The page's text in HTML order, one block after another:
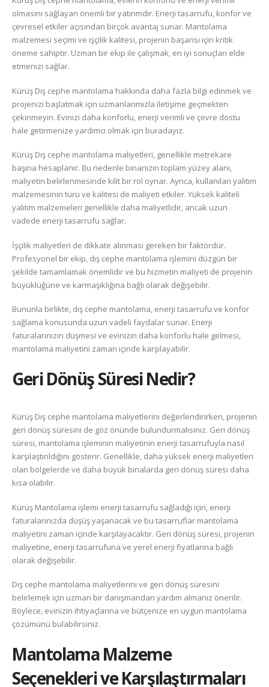
olmasını sağlayan önemli bir yatırımdır. Enerji tasarrufu, konfor ve
çevresel etkiler açısından birçok avantaj sunar. Mantolama
malzemesi seçimi ve işçilik kalitesi, projenin başarısı için kritik
öneme sahiptir. Uzman bir ekip ile çalışmak, en iyi sonuçları elde
etmenizi sağlar.
Kürüş Dış cephe mantolama hakkında daha fazla bilgi edinmek ve
projenizi başlatmak için uzmanlarımızla iletişime geçmekten
çekinmeyin. Evinizi daha konforlu, enerji verimli ve çevre dostu
hale getirmenize yardımcı olmak için buradayız.
Kürüş Dış cephe mantolama maliyetleri, genellikle metrekare
başına hesaplanır. Bu nedenle binanızın toplam yüzey alanı,
maliyetin belirlenmesinde kilit bir rol oynar. Ayrıca, kullanılan yalıtım
malzemesinin türü ve kalitesi de maliyeti etkiler. Yüksek kaliteli
yalıtım malzemeleri genellikle daha maliyetlidir, ancak uzun
vadede enerji tasarrufu sağlar.
İşçilik maliyetleri de dikkate alınması gereken bir faktördür.
Profesyonel bir ekip, dış cephe mantolama işlemini düzgün bir
şekilde tamamlamak önemlidir ve bu hizmetin maliyeti de projenin
büyüklüğüne ve karmaşıklığına bağlı olarak değişebilir.
Bununla birlikte, dış cephe mantolama, enerji tasarrufu ve konfor
sağlama konusunda uzun vadeli faydalar sunar. Enerji
faturalarınızın düşmesi ve evinizin daha konforlu hale gelmesi,
mantolama maliyetini zaman içinde karşılayabilir.
Geri Dönüş Süresi Nedir?
Kürüş Dış cephe mantolama maliyetlerini değerlendirirken, projenin
geri dönüş süresini de göz önünde bulundurmalısınız. Geri dönüş
süresi, mantolama işleminin maliyetinin enerji tasarrufuyla nasıl
karşılaştırıldığını gösterir. Genellikle, daha yüksek enerji maliyetleri
olan bölgelerde ve daha büyük binalarda geri dönüş süresi daha
kısa olabilir.
Kürüş Mantolama işlemi enerji tasarrufu sağladığı için, enerji
faturalarınızda düşüş yaşanacak ve bu tasarruflar mantolama
maliyetini zaman içinde karşılayacaktır. Geri dönüş süresi, projenin
maliyetine, enerji tasarrufuna ve yerel enerji fiyatlarına bağlı
olarak değişebilir.
Dış cephe mantolama maliyetlerini ve geri dönüş süresini
belirlemek için uzman bir danışmandan yardım almanız önerilir.
Böylece, evinizin ihtiyaçlarına ve bütçenize en uygun mantolama
çözümünü bulabilirsiniz.
Mantolama Malzeme
Seçenekleri ve Karşılaştırmaları